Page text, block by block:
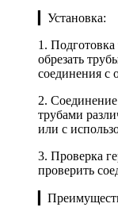
▎Установка:
1.
обрезать
соединения с
2.
трубами
или с
3. Проверка
проверить